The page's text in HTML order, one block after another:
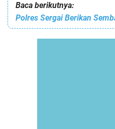
Baca berikutnya: